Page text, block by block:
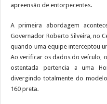
apreensão de entorpecentes.
A primeira abordagem
Governador Roberto Silveira, no
quando uma equipe interceptou
Ao verificar os dados do veículo,
ostentada pertencia a uma
divergindo totalmente do
160 preta.